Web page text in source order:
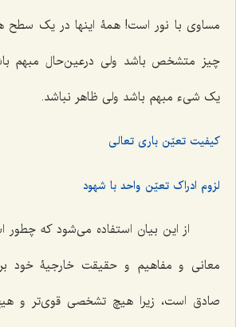
مساوى با نور است! همۀ اینها در یک
چیز متشخص باشد ولى درعین‌حال مبهم
یک شی‌ء مبهم باشد ولى ظاهر نباشد.
کیفیت تعیّن باری تعالی
لزوم ادراک تعیّن واحد با شهود
از این بیان استفاده مى‌شود که چطور
معانى و مفاهیم و حقیقت خارجیۀ خود
صادق است، زیرا هیچ تشخصى قوی‌تر و